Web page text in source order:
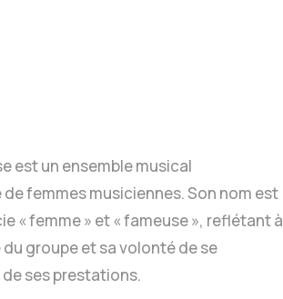
est un ensemble musical
femmes musiciennes. Son nom est
« femme » et « fameuse », reflétant à
groupe et sa volonté de se
ses prestations.